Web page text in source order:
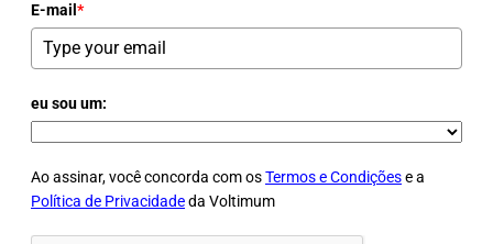
E-mail *
eu sou um:
Ao assinar, você concorda com osTermos e Condiçõese a
Política de Privacidadeda Voltimum